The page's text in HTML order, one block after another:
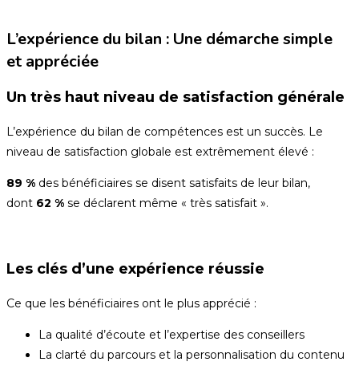
L’expérience du bilan : Une démarche simple
et appréciée
Un très haut niveau de satisfaction générale
L’expérience du bilan de compétences est un succès. Le
niveau de satisfaction globale est extrêmement élevé :
89 % des bénéficiaires se disent satisfaits de leur bilan,
dont 62 % se déclarent même « très satisfait ».
Les clés d’une expérience réussie
Ce que les bénéficiaires ont le plus apprécié :
La qualité d’écoute et l’expertise des conseillers
La clarté du parcours et la personnalisation du contenu